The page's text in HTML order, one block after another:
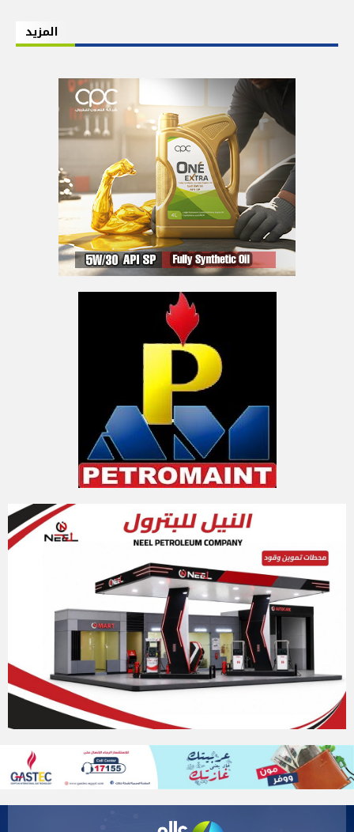
المزيد